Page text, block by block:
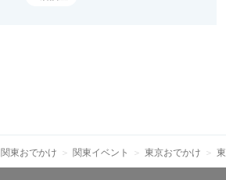
関東おでかけ 関東イベント 東京おでかけ